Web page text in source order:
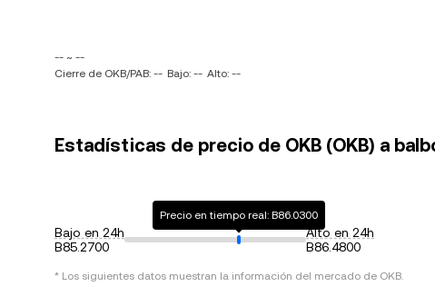
-- ~ --
Cierre de OKB/PAB: -- Bajo: -- Alto: --
Estadísticas de precio de OKB (OKB) a
Bajo en 24h
B85.2700
Precio en tiempo real: B86.0300
Alto en 24h
B86.4800
* Los siguientes datos muestran la información del mercado de OKB.